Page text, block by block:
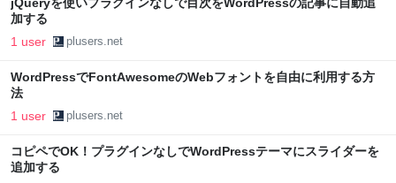
jQueryを使いプラグインなしで目次をWordPressの記事に自動追
加する
1 user plusers.net
WordPressでFontAwesomeのWebフォントを自由に利用する方
法
1 user plusers.net
コピペでOK！プラグインなしでWordPressテーマにスライダーを
追加する